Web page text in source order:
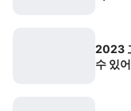
2023
수 있